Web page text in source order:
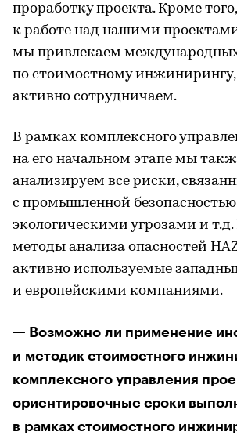
проработку проекта. Кроме
к работе над нашими
мы привлекаем международных
по стоимостному
активно сотрудничаем.
В рамках комплексного
на его начальном этапе мы
анализируем все риски,
с промышленной
экологическими угрозами и
методы анализа опасностей
активно используемые
и европейскими компаниями.
— Возможно ли применение
и методик стоимостного
комплексного управления
ориентировочные сроки
в рамках стоимостного